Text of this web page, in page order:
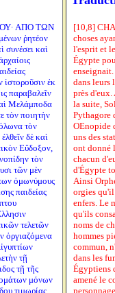
ΑΠΟ ΤΩΝ
ῥητέον
συνέσει καὶ
ἱστοροῦσιν ἐκ
παραβαλεῖν
Μελάμποδα
τὸν ποιητὴν
τὸν
δὲ καὶ
Εὔδοξον,
τὸν
τῶν μὲν
ὁμωνύμους
παιδείας
τελετῶν
ὀργιαζόμενα
τῇ
τῇ τῆς
μόνων
τιμωρίας
[10,8]
choses
l'esprit et
Égypte
dans leurs
près
la suite,
Pythagore
OEnopide
uns des
ont donné
chacun
d'Égypte
Ainsi
orgies qu'il
enfers. Le
qu'ils
noms de
hommes
commun,
dans les
Égyptiens
amené le